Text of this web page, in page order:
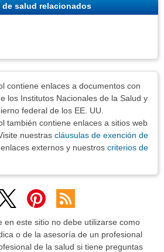
de salud relacionados
contiene enlaces a documentos con
los Institutos Nacionales de la Salud y
federal de los EE. UU.
también contiene enlaces a sitios web
nuestras cláusulas de exención de
externos y nuestros criterios de
en este sitio no debe utilizarse como
o de la asesoría de un profesional
de la salud si tiene preguntas